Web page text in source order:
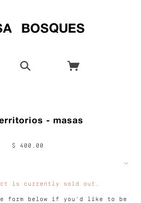
- masas
$ 400.00
is currently sold out.
form below if you'd like to be